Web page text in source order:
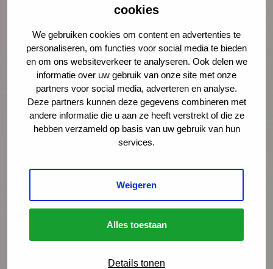
cookies
We gebruiken cookies om content en advertenties te
personaliseren, om functies voor social media te bieden
en om ons websiteverkeer te analyseren. Ook delen we
informatie over uw gebruik van onze site met onze
partners voor social media, adverteren en analyse.
Deze partners kunnen deze gegevens combineren met
andere informatie die u aan ze heeft verstrekt of die ze
hebben verzameld op basis van uw gebruik van hun
services.
Weigeren
Alles toestaan
Details tonen
Mark Weghorst
adviseur
mweghorst@ncj.nl
06 - 25 39 01 13
Lees meer over Mark Weghorst
" geeft vereiste velden aan